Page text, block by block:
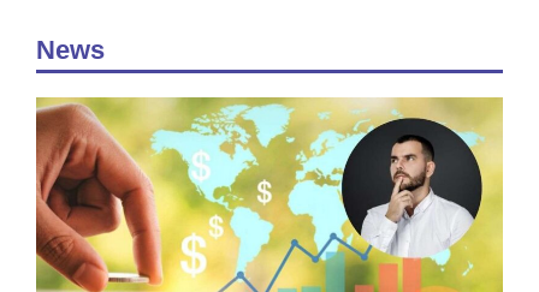
News